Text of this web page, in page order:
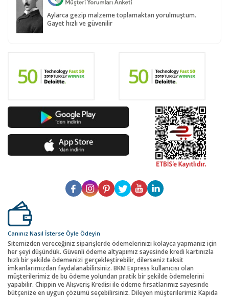
Aylarca gezip malzeme toplamaktan yorulmuştum.
Gayet hızlı ve güvenilir
Canınız Nasıl İsterse Öyle Ödeyin
Sitemizden vereceğiniz siparişlerde ödemelerinizi kolayca yapmanız için
her şeyi düşündük. Güvenli ödeme altyapımız sayesinde kredi kartınızla
hızlı bir şekilde ödemenizi gerçekleştirebilir, dilerseniz taksit
imkanlarımızdan faydalanabilirsiniz. BKM Express kullanıcısı olan
müşterilerimiz de bu ödeme yolundan pratik bir şekilde ödemelerini
yapabilir. Chippin ve Alışveriş Kredisi ile ödeme fırsatlarımız sayesinde
bütçenize en uygun çözümü seçebilirsiniz. Dileyen müşterilerimiz Kapıda